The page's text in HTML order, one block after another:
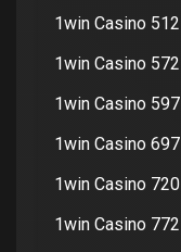
1win Casino 512
1win Casino 572
1win Casino 597
1win Casino 697
1win Casino 720
1win Casino 772